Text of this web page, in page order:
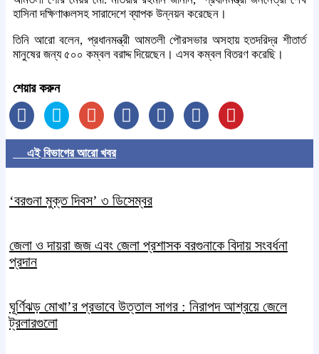
হাসিনা দক্ষিণাঞ্চলসহ সারাদেশে ব্যাপক উন্নয়ন করেছেন।
তিনি আরো বলেন, প্রধানমন্ত্রী আমতলী পৌরসভার অসহায় হতদরিদ্র শীতার্ত
মানুষের জন্য ৫০০ কম্বল বরাদ্দ দিয়েছেন। এসব কম্বল বিতরণ করেছি।
শেয়ার করুন
এই বিভাগের আরো খবর
‘বরগুনা মুক্ত দিবস’ ৩ ডিসেম্বর
জেলা ও দায়রা জজ এবং জেলা প্রশাসক বরগুনাকে বিদায় সংবর্ধনা
প্রদান
ঘূর্ণিঝড় মোখা’র প্রভাবে উত্তাল সাগর : নিরাপদ আশ্রয়ে জেলে
ট্রলারগুলো